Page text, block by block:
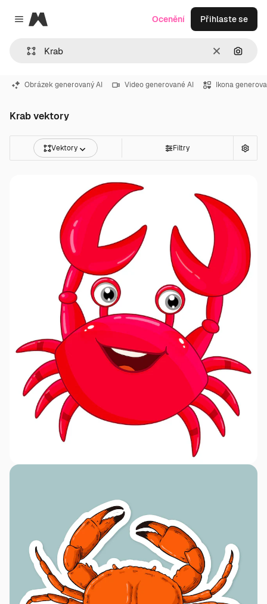
Close menu
Magnific
ZrušitHledat
Ocenění Přihlaste se
Obrázek generovaný AI Video generované AI Ikona
Krab vektory
Vektory Filtry